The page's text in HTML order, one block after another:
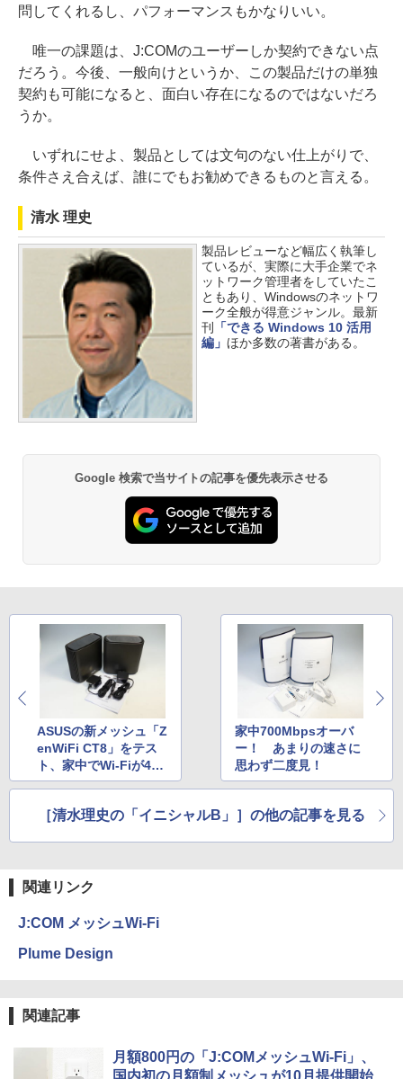
問してくれるし、パフォーマンスもかなりいい。
唯一の課題は、J:COMのユーザーしか契約できない点
だろう。今後、一般向けというか、この製品だけの単独
契約も可能になると、面白い存在になるのではないだろ
うか。
いずれにせよ、製品としては文句のない仕上がりで、
条件さえ合えば、誰にでもお勧めできるものと言える。
清水 理史
製品レビューなど幅広く執筆し
ているが、実際に大手企業でネ
ットワーク管理者をしていたこ
ともあり、Windowsのネットワ
ーク全般が得意ジャンル。最新
刊 「できる Windows 10 活用
編」 ほか多数の著書がある。
Google 検索で当サイトの記事を優先表示させる
ASUSの新メッシュ「Z
enWiFi CT8」をテス
ト、家中でWi-Fiが400
Mbps超！
家中700Mbpsオーバ
ー！ あまりの速さに
思わず二度見！
［清水理史の「イニシャルB」］の他の記事を見る
関連リンク
J:COM メッシュWi-Fi
Plume Design
関連記事
月額800円の「J:COMメッシュWi-Fi」、
国内初の月額制メッシュが10月提供開始